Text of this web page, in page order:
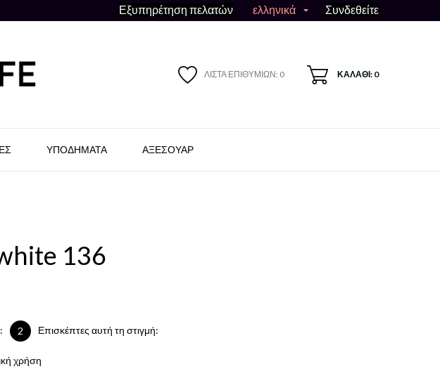
Εξυπηρέτηση πελατών ελληνικά  Συνδεθείτε
ΛΊΣΤΑ ΕΠΙΘΥΜΙΏΝ: 0 ΚΑΛΆΘΙ: 0
ΥΠΟΔΉΜΑΤΑ ΑΞΕΣΟΥΆΡ
136
3 Επισκέπτες αυτή τη στιγμή:
χρήση